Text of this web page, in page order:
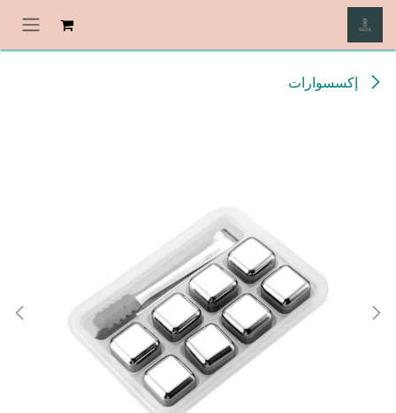
تخطي للذهاب إلى المحتوى
إكسسوارات